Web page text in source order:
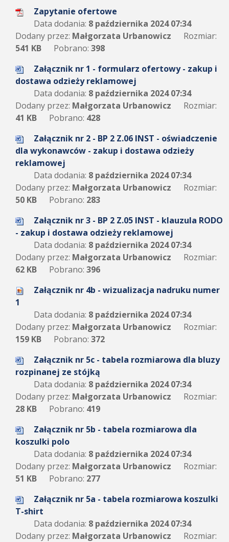
Zapytanie ofertowe
Data dodania: 8 października 2024 07:34
Dodany przez: Małgorzata Urbanowicz
Rozmiar:
541 KB
Pobrano: 398
Załącznik nr 1 - formularz ofertowy - zakup i
dostawa odzieży reklamowej
Data dodania: 8 października 2024 07:34
Dodany przez: Małgorzata Urbanowicz
Rozmiar:
41 KB
Pobrano: 428
Załącznik nr 2 - BP 2 Z.06 INST - oświadczenie
dla wykonawców - zakup i dostawa odzieży
reklamowej
Data dodania: 8 października 2024 07:34
Dodany przez: Małgorzata Urbanowicz
Rozmiar:
50 KB
Pobrano: 283
Załącznik nr 3 - BP 2 Z.05 INST - klauzula RODO
- zakup i dostawa odzieży reklamowej
Data dodania: 8 października 2024 07:34
Dodany przez: Małgorzata Urbanowicz
Rozmiar:
62 KB
Pobrano: 396
Załącznik nr 4b - wizualizacja nadruku numer
1
Data dodania: 8 października 2024 07:34
Dodany przez: Małgorzata Urbanowicz
Rozmiar:
159 KB
Pobrano: 372
Załącznik nr 5c - tabela rozmiarowa dla bluzy
rozpinanej ze stójką
Data dodania: 8 października 2024 07:34
Dodany przez: Małgorzata Urbanowicz
Rozmiar:
28 KB
Pobrano: 419
Załącznik nr 5b - tabela rozmiarowa dla
koszulki polo
Data dodania: 8 października 2024 07:34
Dodany przez: Małgorzata Urbanowicz
Rozmiar:
51 KB
Pobrano: 277
Załącznik nr 5a - tabela rozmiarowa koszulki
T-shirt
Data dodania: 8 października 2024 07:34
Dodany przez: Małgorzata Urbanowicz
Rozmiar: